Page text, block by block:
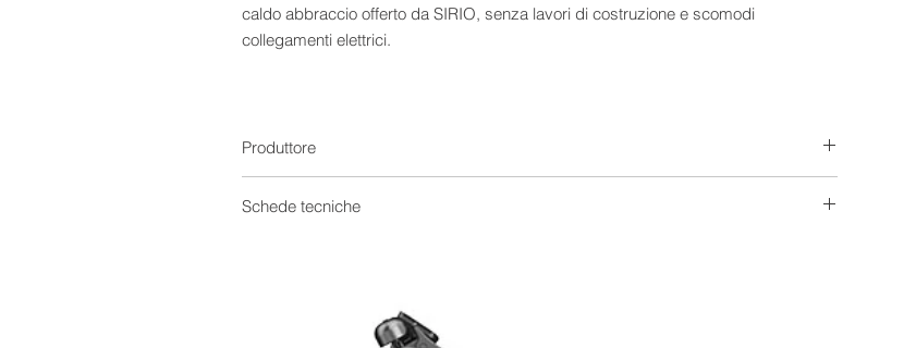
caldo abbraccio offerto da SIRIO, senza lavori di costruzione e scomodi
collegamenti elettrici.
diffusione del calore rapida ed uniforme
​- Funzionamento Silenzioso: nessuna parte meccanica in movimento (niente
​- Funzione di blocco comandi
Produttore
Schede tecniche